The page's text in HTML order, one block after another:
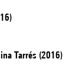
Tarrés (2016)